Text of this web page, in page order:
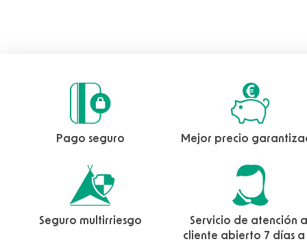
Pago seguro Mejor precio
Seguro multirriesgo
Servicio de atención
cliente abierto 7 días a